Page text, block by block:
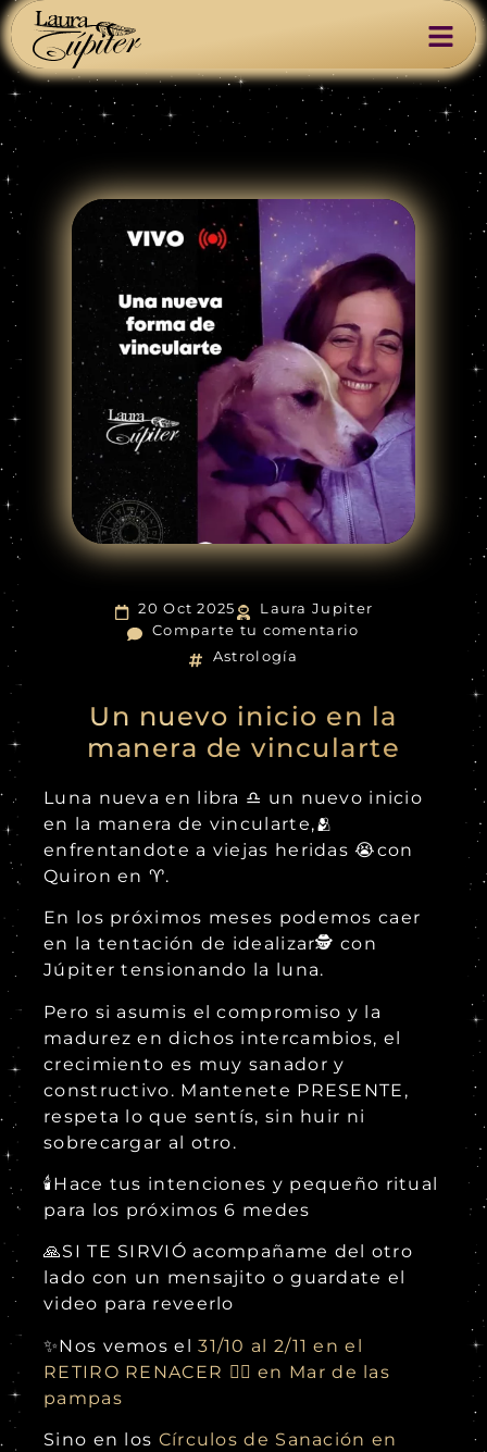
20 Oct 2025
Laura Jupiter
Comparte tu comentario
Astrología
Un nuevo inicio en la
manera de vincularte
Luna nueva en libra ♎ un nuevo inicio
en la manera de vincularte,🫂
enfrentandote a viejas heridas 😭con
Quiron en ♈.
En los próximos meses podemos caer
en la tentación de idealizar🕵 con
Júpiter tensionando la luna.
Pero si asumis el compromiso y la
madurez en dichos intercambios, el
crecimiento es muy sanador y
constructivo. Mantenete PRESENTE,
respeta lo que sentís, sin huir ni
sobrecargar al otro.
🕯Hace tus intenciones y pequeño ritual
para los próximos 6 medes
🙏SI TE SIRVIÓ acompañame del otro
lado con un mensajito o guardate el
video para reveerlo
✨Nos vemos el 31/10 al 2/11 en el
RETIRO RENACER 🐦‍🔥 en Mar de las
pampas
Sino en los Círculos de Sanación en